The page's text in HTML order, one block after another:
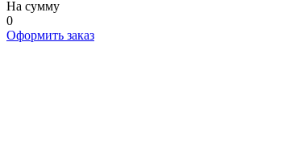
На сумму
0
Оформить заказ